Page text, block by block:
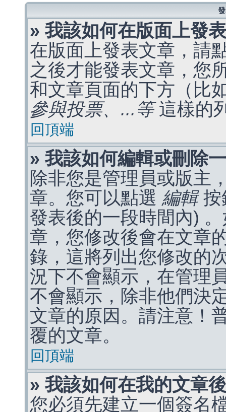
» 我該如何在版面上發
在版面上發表文章，請
之後才能發表文章，您
和文章頁面的下方（比
參與投票、...等這樣的
回頂端
» 我該如何編輯或刪除
除非您是管理員或版主
章。您可以點選 編輯按
發表後的一段時間內)
章，您修改後會在文章
錄，這將列出您修改的
況下不會顯示，在管理
不會顯示，除非他們決
文章的原因。請注意！
覆的文章。
回頂端
» 我該如何在我的文章
您必須先建立一個簽名